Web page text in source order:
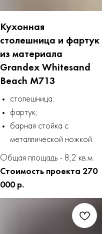
Кухонная
столешница и фартук
из материала
Grandex Whitesand
Beach M713
столешница;
фартук;
барная стойка с
металлической ножкой.
Общая площадь - 8,2 кв.м.
Стоимость проекта 270
000 р.